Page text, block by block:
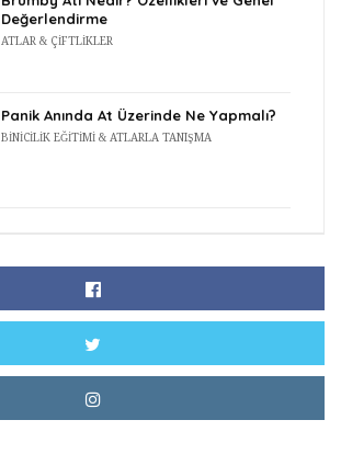
Değerlendirme
ATLAR & ÇIFTLIKLER
Panik Anında At Üzerinde Ne Yapmalı?
BINICILIK EĞITIMI & ATLARLA TANIŞMA